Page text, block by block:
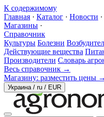
К содержимому
Главная · Каталог · Новости ·
Магазины ·
Справочник
Культуры Болезни
Действующие вещества
Производители Словарь
Весь справочник →
Магазину: разместить цены →
Украина / ru / EUR